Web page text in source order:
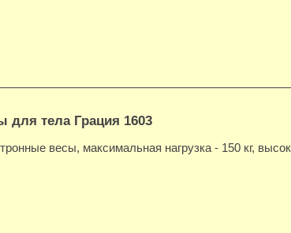
для тела Грация 1603
весы, максимальная нагрузка - 150 кг,